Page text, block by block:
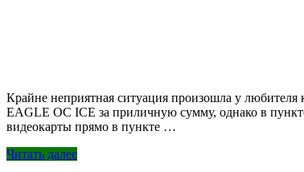
Крайне неприятная ситуация произошла у
EAGLE OC ICE за приличную сумму, однако в
видеокарты прямо в пункте …
Читать далее